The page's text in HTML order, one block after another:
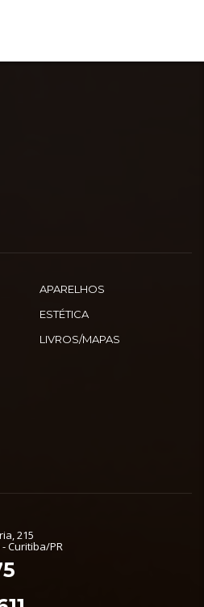
APARELHOS
ESTÉTICA
LIVROS/MAPAS
215
Curitiba/PR